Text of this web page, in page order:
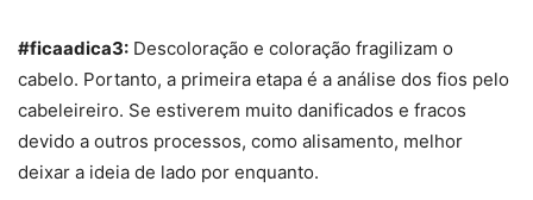
#ficaadica3: Descoloração e coloração fragilizam o
cabelo. Portanto, a primeira etapa é a análise dos fios pelo
cabeleireiro. Se estiverem muito danificados e fracos
devido a outros processos, como alisamento, melhor
deixar a ideia de lado por enquanto.